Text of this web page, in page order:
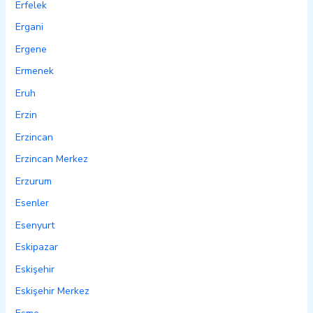
Erfelek
Ergani
Ergene
Ermenek
Eruh
Erzin
Erzincan
Erzincan Merkez
Erzurum
Esenler
Esenyurt
Eskipazar
Eskişehir
Eskişehir Merkez